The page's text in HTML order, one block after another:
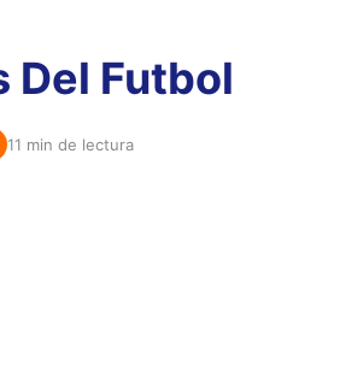
Del Futbol
11 min de lectura